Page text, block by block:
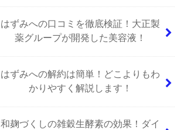
はずみへの口コミを徹底検証！大正製
薬グループが開発した美容液！
はずみへの解約は簡単！どこよりもわ
かりやすく解説します！
和麹づくしの雑穀生酵素の効果！ダイ